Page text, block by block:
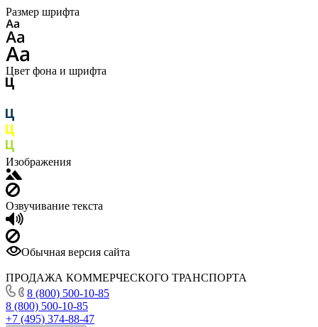
Размер шрифта
Цвет фона и шрифта
Изображения
Озвучивание текста
Обычная версия сайта
ПРОДАЖА КОММЕРЧЕСКОГО ТРАНСПОРТА
8 (800) 500-10-85
8 (800) 500-10-85
+7 (495) 374-88-47